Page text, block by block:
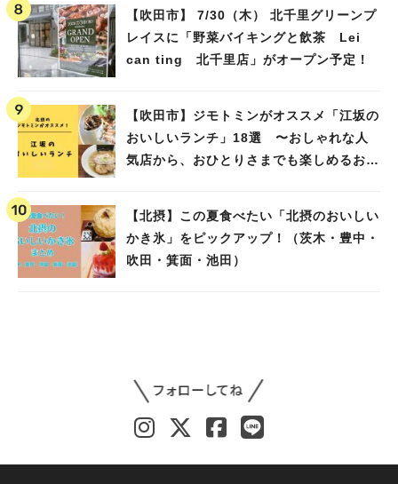
【吹田市】 7/30（木） 北千里グリーンプ
レイスに「野菜バイキングと飲茶 Lei
can ting 北千里店」がオープン予定！
【吹田市】ジモトミンがオススメ「江坂の
おいしいランチ」18選 〜おしゃれな人
気店から、おひとりさまでも楽しめるお店
【北摂】この夏食べたい「北摂のおいしい
かき氷」をピックアップ！（茨木・豊中・
吹田・箕面・池田）